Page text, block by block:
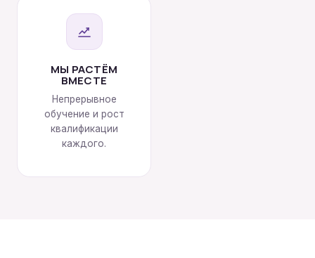
МЫ РАСТЁМ
ВМЕСТЕ
Непрерывное
обучение и рост
квалификации
каждого.